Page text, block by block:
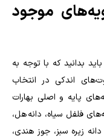
موجود
بدانید که با توجه به
اندکی در انتخاب
پایه و اصلی بهارات
فلفل سیاه، دانه هل،
زیره سبز، جوز هندی،